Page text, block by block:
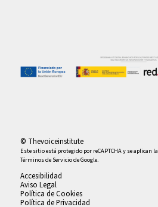
© Thevoiceinstitute
Este sitio está protegido por reCAPTCHA y se aplican la
Términos de Serviciode Google.
Accesibilidad
Aviso Legal
Política de Cookies
Política de Privacidad